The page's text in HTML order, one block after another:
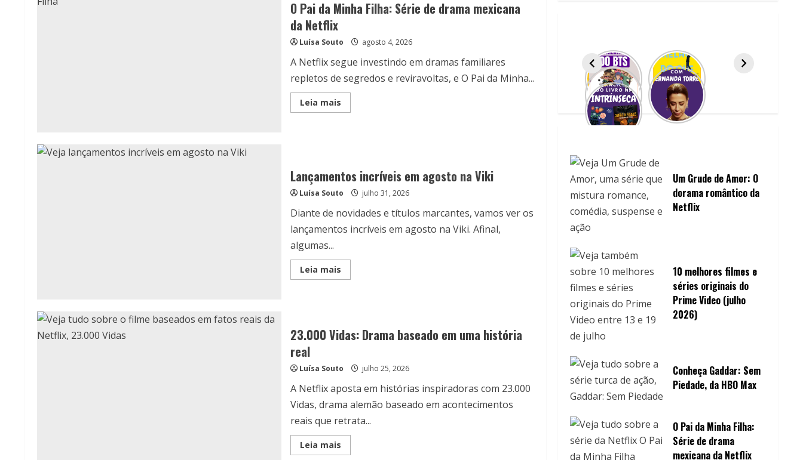
O Pai da Minha Filha: Série de drama mexicana
da Netflix
Luísa Souto agosto 4, 2026
A Netflix segue investindo em dramas familiares
repletos de segredos e reviravoltas, e O Pai da Minha...
Leia maisRead
more
Série
de
drama
mexicana
Netflix
Lançamentos incríveis em agosto na Viki
Luísa Souto julho 31, 2026
Diante de novidades e títulos marcantes, vamos ver os
lançamentos incríveis em agosto na Viki. Afinal,
algumas...
Leia maisRead
more
Viki
23.000 Vidas: Drama baseado em uma história
real
Luísa Souto julho 25, 2026
A Netflix aposta em histórias inspiradoras com 23.000
Vidas, drama alemão baseado em acontecimentos
reais que retrata...
Leia maisRead
more
Um Grude de Amor: O
dorama romântico da
Netflix
10 melhores filmes e
séries originais do
Prime Video (julho
2026)
Conheça Gaddar: Sem
Piedade, da HBO Max
O Pai da Minha Filha:
Série de drama
mexicana da Netflix